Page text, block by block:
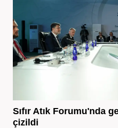
Sıfır Atık Forumu'nda
çizildi